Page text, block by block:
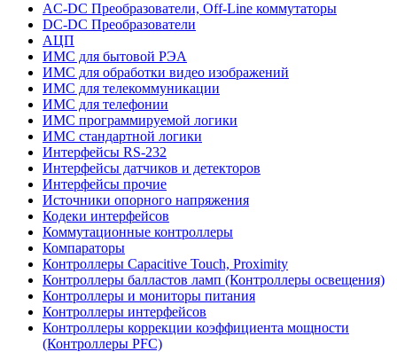
AC-DC Преобразователи, Off-Line коммутаторы
DC-DC Преобразователи
АЦП
ИМС для бытовой РЭА
ИМС для обработки видео изображений
ИМС для телекоммуникации
ИМС для телефонии
ИМС программируемой логики
ИМС стандартной логики
Интерфейсы RS-232
Интерфейсы датчиков и детекторов
Интерфейсы прочие
Источники опорного напряжения
Кодеки интерфейсов
Коммутационные контроллеры
Компараторы
Контроллеры Capacitive Touch, Proximity
Контроллеры балластов ламп (Контроллеры освещения)
Контроллеры и мониторы питания
Контроллеры интерфейсов
Контроллеры коррекции коэффициента мощности
(Контроллеры PFC)